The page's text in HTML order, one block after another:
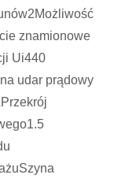
znamionowe
Ui440
udar prądowy